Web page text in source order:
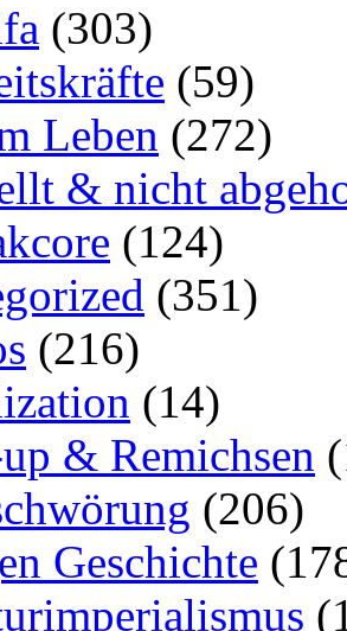
(303)
(59)
Leben (272)
& nicht
(124)
(351)
(216)
(14)
& Remichsen
(206)
Geschichte